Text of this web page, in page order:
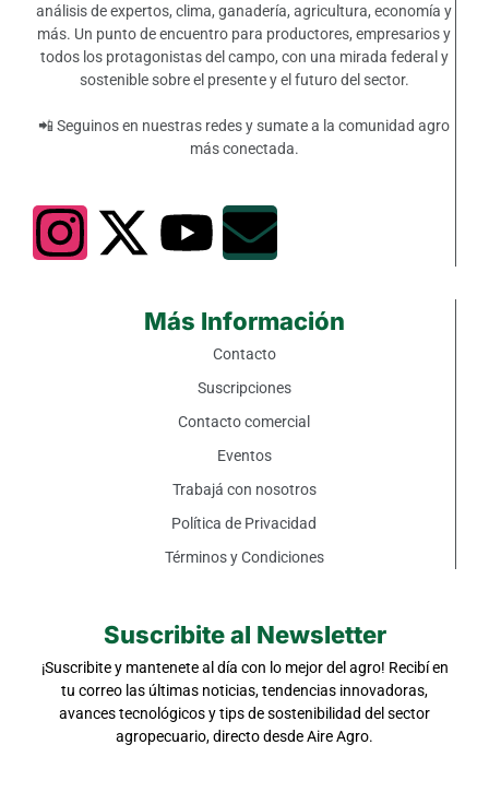
análisis de expertos, clima, ganadería, agricultura, economía y
más. Un punto de encuentro para productores, empresarios y
todos los protagonistas del campo, con una mirada federal y
sostenible sobre el presente y el futuro del sector.
📲 Seguinos en nuestras redes y sumate a la comunidad agro
más conectada.
Más Información
Contacto
Suscripciones
Contacto comercial
Eventos
Trabajá con nosotros
Política de Privacidad
Términos y Condiciones
Suscribite al Newsletter
¡Suscribite y mantenete al día con lo mejor del agro! Recibí en
tu correo las últimas noticias, tendencias innovadoras,
avances tecnológicos y tips de sostenibilidad del sector
agropecuario, directo desde Aire Agro.